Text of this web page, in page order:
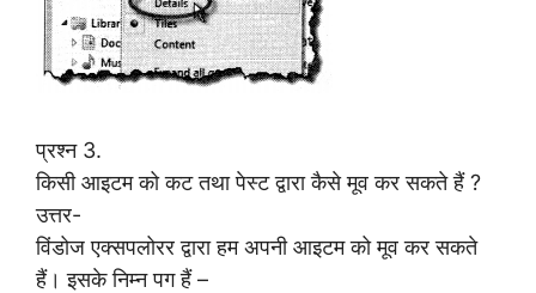
प्रश्न 3.
किसी आइटम को कट तथा पेस्ट द्वारा कैसे मूव कर सकते हैं ?
उत्तर-
विंडोज एक्सपलोरर द्वारा हम अपनी आइटम को मूव कर सकते
हैं। इसके निम्न पग हैं –